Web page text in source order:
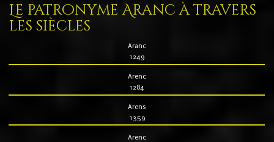
Le patronyme Aranc à travers
les siècles
Aranc
1249
Arenc
1284
Arens
1359
Arenc